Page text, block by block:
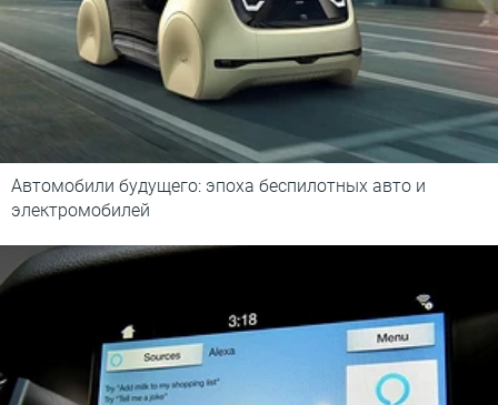
Автомобили будущего: эпоха беспилотных авто и
электромобилей